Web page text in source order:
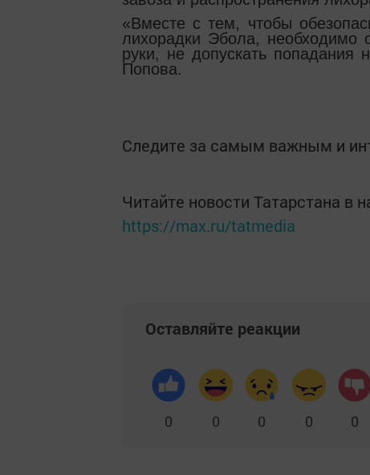
«Вместе с тем, чтобы
лихорадки Эбола, необходимо
руки, не допускать попадания
Попова.
Следите за самым важным и
Читайте новости Татарстана
https://max.ru/tatmedia
Оставляйте реакции
0 0 0 0 0